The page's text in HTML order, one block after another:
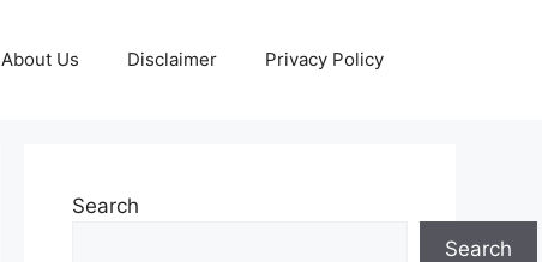
About Us Disclaimer Privacy Policy
Search
Search